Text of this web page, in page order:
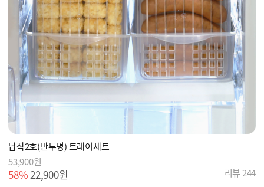
납작2호(반투명) 트레이세트
53,900원
58%22,900원 리뷰 244